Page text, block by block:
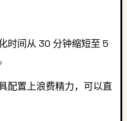
时间从 30 分钟缩短至 5
配置上浪费精力，可以直